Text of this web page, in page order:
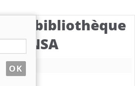
la bibliothèque
CBNSA